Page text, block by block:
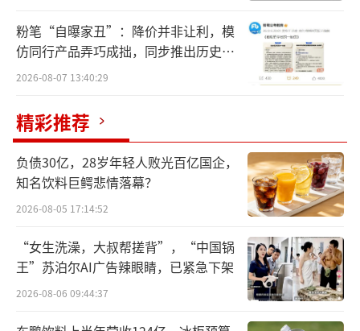
粉笔“自曝家丑”：降价并非让利，模
仿同行产品弄巧成拙，同步推出历史学
员退费方案
2026-08-07 13:40:29
精彩推荐
负债30亿，28岁年轻人败光百亿国企，
知名饮料巨鳄悲情落幕？
2026-08-05 17:14:52
“女生洗澡，大叔帮搓背”，“中国锅
王”苏泊尔AI广告辣眼睛，已紧急下架
2026-08-06 09:44:37